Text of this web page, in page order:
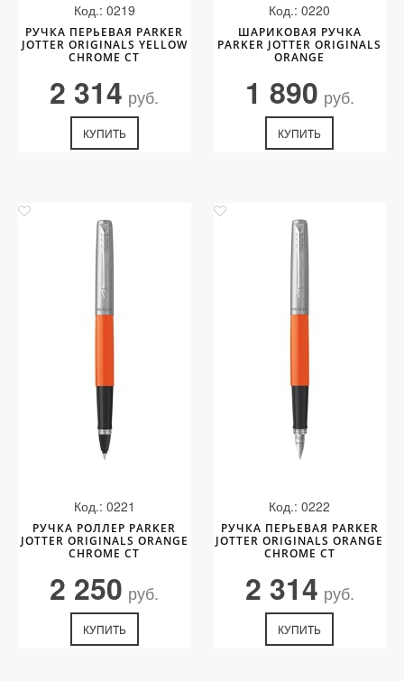
Код.: 0219
РУЧКА ПЕРЬЕВАЯ PARKER
JOTTER ORIGINALS YELLOW
CHROME CT
2 314 руб.
КУПИТЬ
Код.: 0220
ШАРИКОВАЯ РУЧКА
PARKER JOTTER ORIGINALS
ORANGE
1 890 руб.
КУПИТЬ
Код.: 0221
РУЧКА РОЛЛЕР PARKER
JOTTER ORIGINALS ORANGE
CHROME CT
2 250 руб.
КУПИТЬ
Код.: 0222
РУЧКА ПЕРЬЕВАЯ PARKER
JOTTER ORIGINALS ORANGE
CHROME CT
2 314 руб.
КУПИТЬ